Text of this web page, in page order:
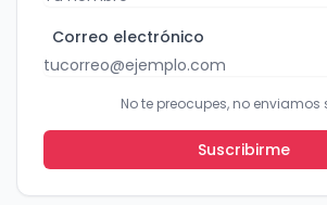
Correo electrónico
No te preocupes, no enviamos
Suscribirme